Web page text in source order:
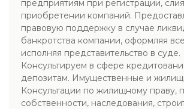
предприятиям при регистрации,
приобретении компаний.
правовую поддержку в случае
банкротства компании, оформляя
исполняя представительство в суде.
Консультируем в сфере
депозитам. Имущественные и
Консультации по жилищному праву,
собственности, наследования,